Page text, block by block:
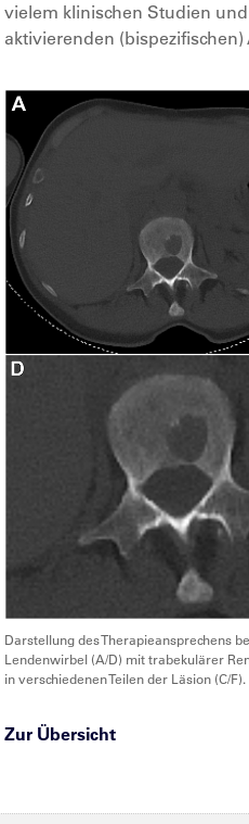
vielem klinischen Studien
aktivierenden
Darstellung des Therapieansprechens
Lendenwirbel (A/D) mit trabekulärer
in verschiedenen Teilen der Läsion (C/
Zur Übersicht